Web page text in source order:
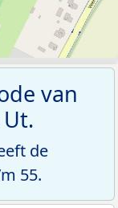
van
de
55.